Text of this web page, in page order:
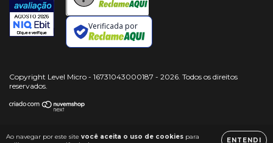
Ao navegar por este site você aceita o uso de cookies para
ENTENDI
Verificada por
Copyright Level Micro - 16731043000187 - 2026. Todos os direitos
reservados.